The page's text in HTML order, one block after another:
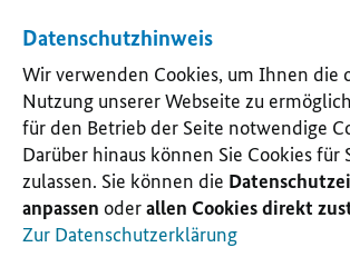
Datenschutzhinweis
Wir verwenden Cookies, um Ihnen die
Nutzung unserer Webseite zu
für den Betrieb der Seite notwendige
Darüber hinaus können Sie Cookies für
zulassen. Sie können die
anpassen oderallen Cookies direkt
Zur Datenschutzerklärung